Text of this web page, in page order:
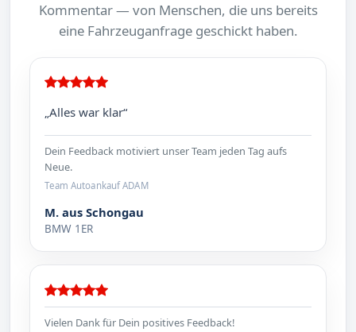
Kommentar — von Menschen, die uns bereits
eine Fahrzeuganfrage geschickt haben.
„Alles war klar“
Dein Feedback motiviert unser Team jeden Tag aufs
Neue.
Team Autoankauf ADAM
M. aus Schongau
BMW 1ER
Vielen Dank für Dein positives Feedback!